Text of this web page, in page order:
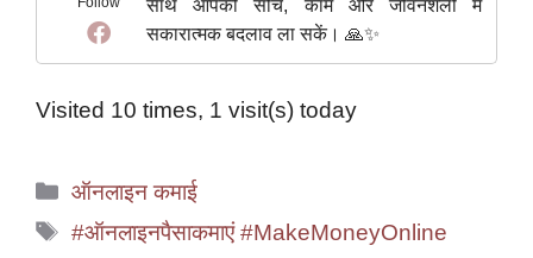
साथ आपकी सोच, काम और जीवनशैली में
सकारात्मक बदलाव ला सकें। 🙏✨
Visited 10 times, 1 visit(s) today
Categories
ऑनलाइन कमाई
Tags
#ऑनलाइनपैसाकमाएं #MakeMoneyOnline